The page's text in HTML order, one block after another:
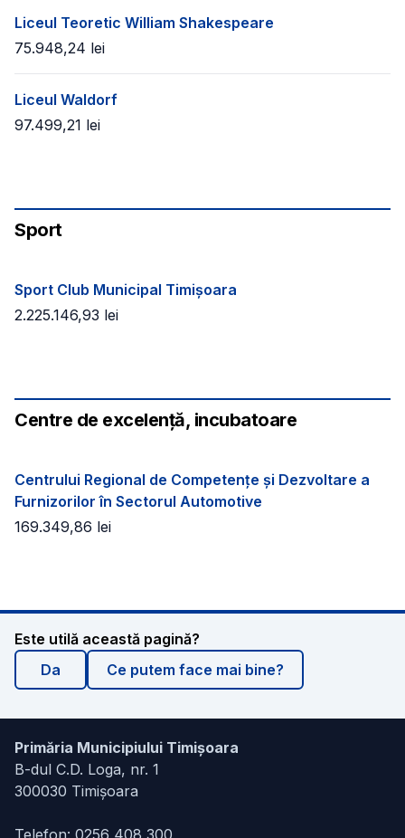
Liceul Teoretic William Shakespeare
75.948,24 lei
Liceul Waldorf
97.499,21 lei
Sport
Sport Club Municipal Timișoara
2.225.146,93 lei
Centre de excelență, incubatoare
Centrului Regional de Competențe și Dezvoltare a
Furnizorilor în Sectorul Automotive
169.349,86 lei
Este utilă această pagină?
Da
Ce putem face mai bine?
Primăria Municipiului Timișoara
B-dul C.D. Loga, nr. 1
300030 Timișoara
Telefon: 0256 408 300